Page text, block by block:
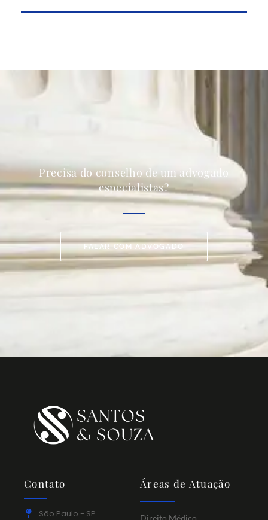
Precisa do conselho de um advogado
especialistas?
FALAR COM ADVOGADO
Contato
São Paulo - SP
Áreas de Atuação
Direito Médico